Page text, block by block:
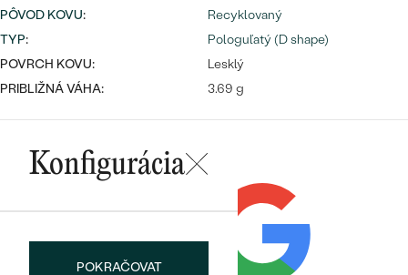
PÔVOD KOVU:
Recyklovaný
TYP:
Pologuľatý (D shape)
POVRCH KOVU:
Lesklý
PRIBLIŽNÁ VÁHA:
3.69 g
Konfigurácia
POKRAČOVAT